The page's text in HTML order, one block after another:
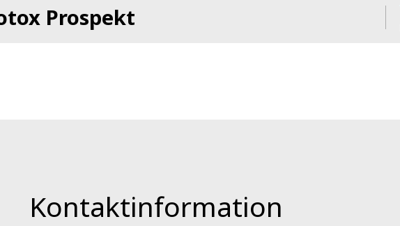
Prospekt
Kontaktinformation